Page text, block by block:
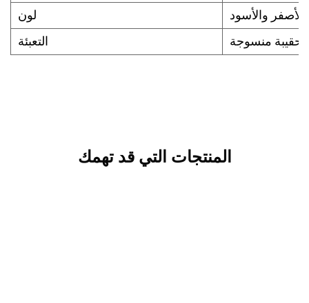
لون الأصفر والأسود
التعبئة حقيبة منسوجة
المنتجات التي قد تهمك